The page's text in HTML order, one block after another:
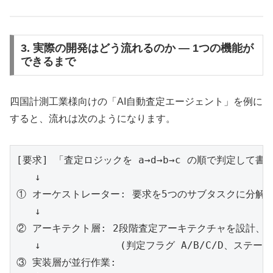
3. 実際の開発はどう流れるのか ― 1つの機能が
できるまで
四国計測工業様向けの「AI自動査定エージェント」を例に
すると、流れは次のようになります。
[要求] 「査定ロジックを a→d→b→c の順で判定して書
   ↓
① オーケストレーター: 要求を5つのサブタスクに分解
   ↓
② アーキテクト層: 2段階査定アーキテクチャを設計、
↓             (判定フラグ A/B/C/D、ステー
③ 実装層が並行作業: